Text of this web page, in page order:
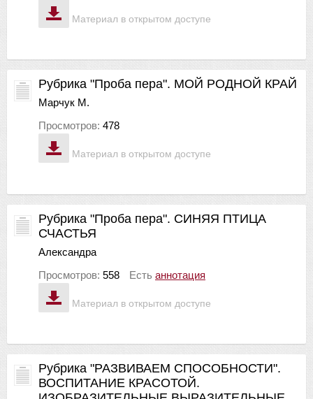
Материал в открытом доступе
Материал в открытом доступе
Рубрика "Проба пера". МОЙ РОДНОЙ КРАЙ
Марчук М.
Просмотров: 478
Материал в открытом доступе
Рубрика "Проба пера". СИНЯЯ ПТИЦА
СЧАСТЬЯ
Александра
Просмотров: 558 Есть аннотация
Рубрика "РАЗВИВАЕМ СПОСОБНОСТИ".
ВОСПИТАНИЕ КРАСОТОЙ.